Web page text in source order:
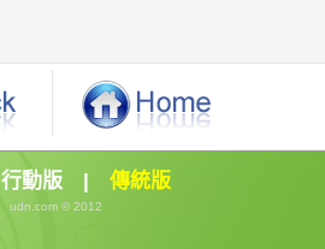
行動版 | 傳統版
udn.com © 2012